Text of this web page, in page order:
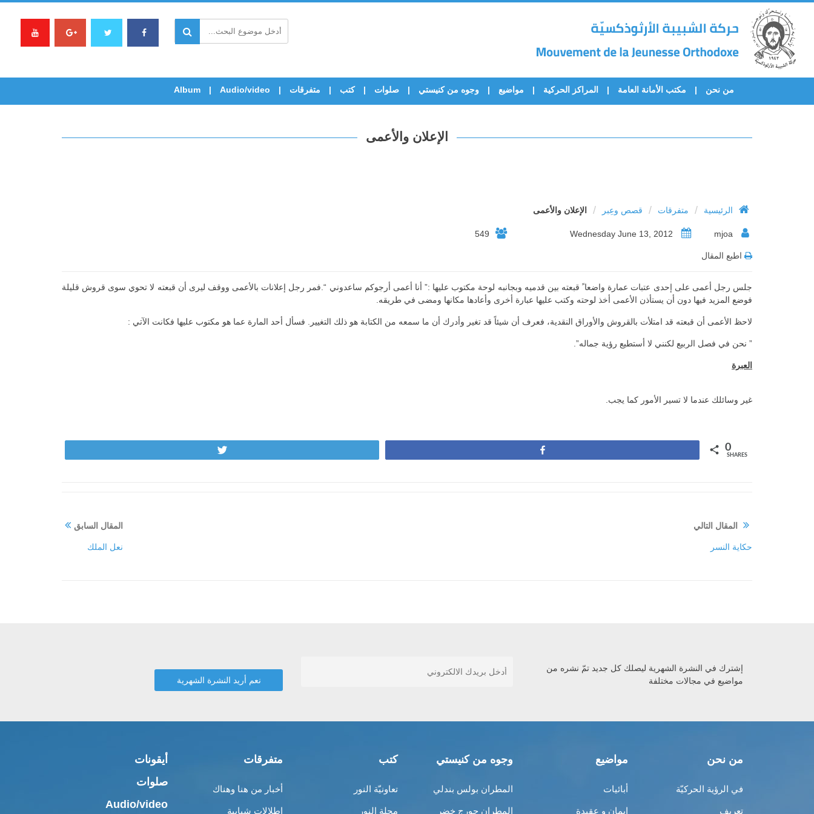
من نحن مكتب الأمانة العامة المراكز الحركية مواضيع وجوه من كنيستي صلوات كتب متفرقات Audio/video
Album
الإعلان والأعمى
الرئيسية / متفرقات / قصص وعِبر / الإعلان والأعمى
549
اطبع المقال
جلس رجل أعمى على إحدى عتبات عمارة واضعا ً قبعته بين قدميه وبجانبه لوحة مكتوب عليها :” أنا أعمى أرجوكم ساعدوني “.فمر رجل إعلانات بالأعمى ووقف ليرى أن قبعته لا تحوي سوى قروش قليلة
فوضع المزيد فيها دون أن يستأذن الأعمى أخذ لوحته وكتب عليها عبارة أخرى وأعادها مكانها ومضى في طريقه.
لاحظ الأعمى أن قبعته قد امتلأت بالقروش والأوراق النقدية، فعرف أن شيئاً قد تغير وأدرك أن ما سمعه من الكتابة هو ذلك التغيير. فسأل أحد المارة عما هو مكتوب عليها فكانت الآتي :
” نحن في فصل الربيع لكنني لا أستطيع رؤية جماله”.
العبرة
غير وسائلك عندما لا تسير الأمور كما يجب.
0
SHARES
المقال السابق
نعل الملك
المقال التالي
حكاية النسر
إشترك في النشرة الشهرية ليصلك كل جديد تمّ نشره من
مواضيع في مجالات مختلفة
من نحن
في الرؤية الحركيّة
تعريف
مواضيع
أبائيات
إيمان و عقيدة
وجوه من كنيستي
المطران بولس بندلي
المطران جورج خضر
كتب
تعاونيّة النور
مجلة النور
متفرقات
أخبار من هنا وهناك
إطلالات شبابية
أيقونات
صلوات
Audio/video